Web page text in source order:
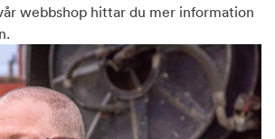
webbshop hittar du mer information